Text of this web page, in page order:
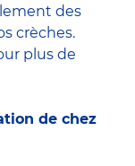
des
crèches.
plus de
de chez